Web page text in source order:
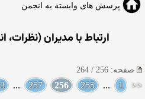
پرسش های وابسته به انجمن
ارتباط با مدیران (نظرات،
صفحه: 256 / 264
<<
1
...
255
256
257
...